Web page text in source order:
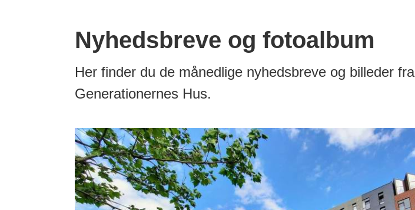
Nyhedsbreve og fotoalbum
Her finder du de månedlige nyhedsbreve og billeder fra
Generationernes Hus.